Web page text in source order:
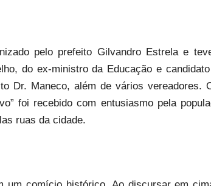
pelo prefeito Gilvandro Estrela e
do ex-ministro da Educação e
Dr. Maneco, além de vários vereadores.
foi recebido com entusiasmo pela
ruas da cidade.